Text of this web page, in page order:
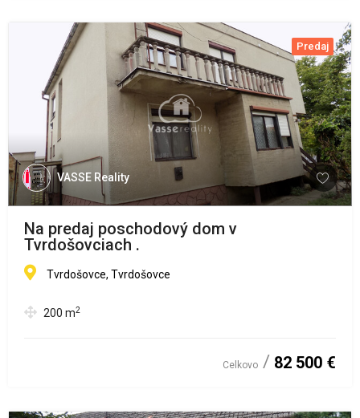
Predaj
VASSE Reality
Na predaj poschodový dom v
Tvrdošovciach .
Tvrdošovce, Tvrdošovce
200 m2
Celkovo 82 500 €